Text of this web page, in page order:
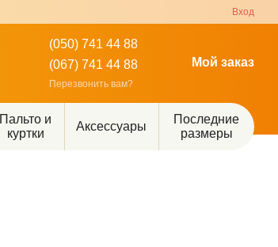
Вход
(050) 741 44 88
(067) 741 44 88
Перезвонить вам?
Мой заказ
Пальто и
куртки
Аксессуары
Последние
размеры